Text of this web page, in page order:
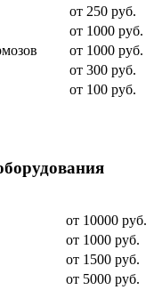
от 250 руб.
от 1000 руб.
от 1000 руб.
от 300 руб.
от 100 руб.
от 10000 руб.
от 1000 руб.
от 1500 руб.
от 5000 руб.